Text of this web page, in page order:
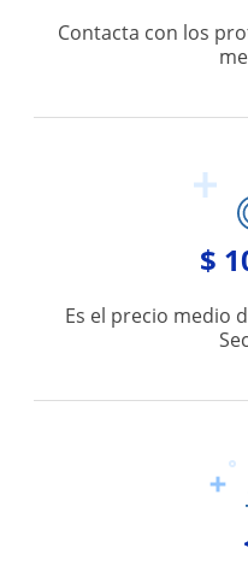
Contacta con los
$
Es el precio medio